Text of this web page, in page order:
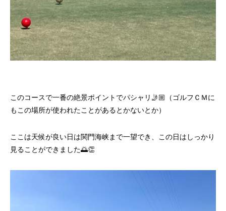
このコースで一番の絶景ポイントでパシャリ🤳🏼（ゴルフＣＭに
もこの場所が使われたことがあるとかないとか）
ここは天候が良い日は関門海峡まで一望でき、この日はしっかり
見ることができました🌅👏